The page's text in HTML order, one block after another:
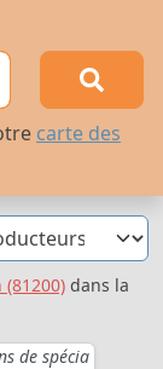
carte des
dans la
de spécia